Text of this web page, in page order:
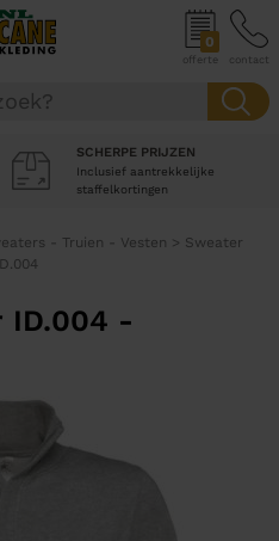
0
offerte contact
SCHERPE PRIJZEN
Inclusief aantrekkelijke
staffelkortingen
- Truien - Vesten > Sweater
ID.004 -